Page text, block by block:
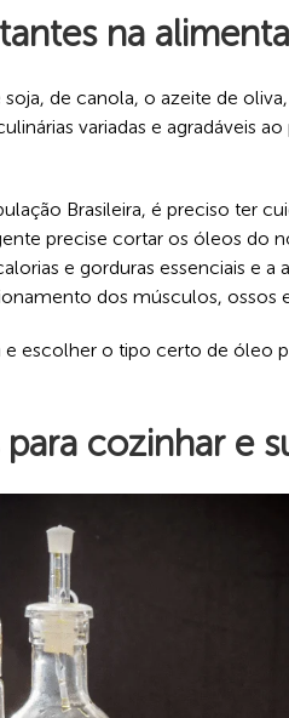
na
de canola, o azeite de
variadas e agradáveis
Brasileira, é preciso ter
precise cortar os óleos do
e gorduras essenciais e a
dos músculos, ossos
escolher o tipo certo de óleo
cozinhar e